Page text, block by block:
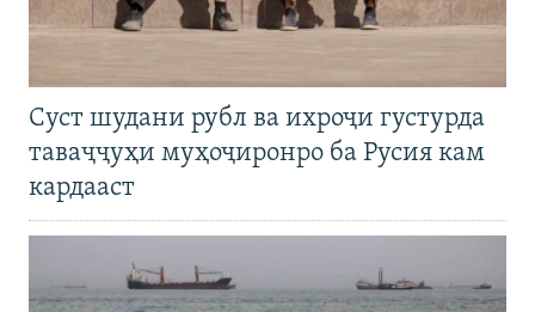
Суст шудани рубл ва ихроҷи густурда
таваҷҷуҳи муҳоҷиронро ба Русия кам
кардааст